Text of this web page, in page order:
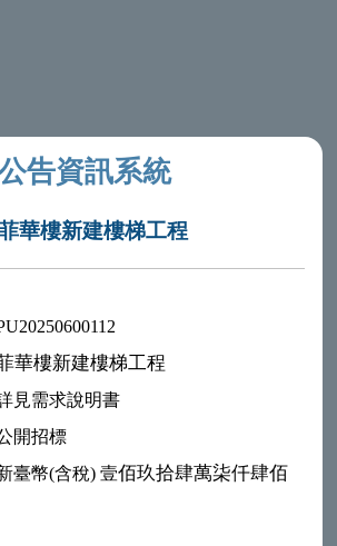
告資訊系統
華樓新建樓梯工程
華樓新建樓梯工程
見需求說明書
開招標
臺幣(含稅) 壹佰玖拾肆萬柒仟肆佰